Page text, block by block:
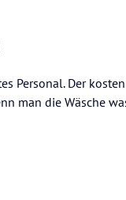
Personal. Der
man die Wäsche